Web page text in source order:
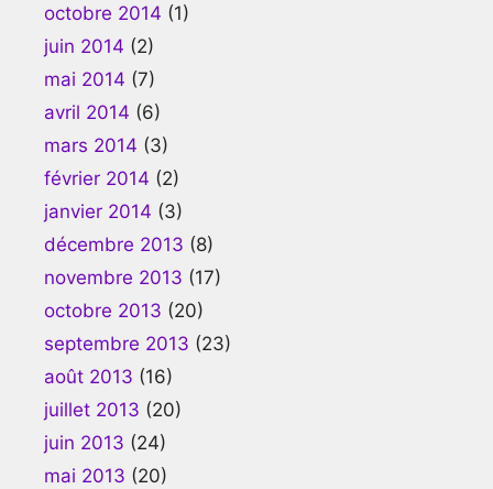
octobre 2014 (1)
juin 2014 (2)
mai 2014 (7)
avril 2014 (6)
mars 2014 (3)
février 2014 (2)
janvier 2014 (3)
décembre 2013 (8)
novembre 2013 (17)
octobre 2013 (20)
septembre 2013 (23)
août 2013 (16)
juillet 2013 (20)
juin 2013 (24)
mai 2013 (20)